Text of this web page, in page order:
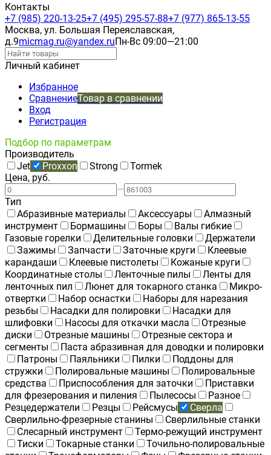
Контакты
+7 (985) 220-13-25+7 (495) 295-57-88+7 (977) 865-13-55
Москва, ул. Большая Переяславская,
д.9micmag.ru@yandex.ruПн-Вс 09:00—21:00
Личный кабинет
Избранное
СравнениеТовар в сравнении
Вход
Регистрация
Подбор по параметрам
Производитель
Jet
Proxxon Strong
Tormek
Цена, руб.
—
Тип
Абразивные материалы
Аксессуары
Алмазный
инструмент
Бормашины Боры
Валы гибкие
Газовые горелки
Делительные головки
Держатели
Зажимы
Запчасти Заточные круги
Клеевые
карандаши
Клеевые пистолеты
Кожаные круги
Координатные столы
Ленточные пилы
Ленты для
ленточных пил
Люнет для токарного станка
Микро-
отвертки
Набор оснастки
Наборы для нарезания
резьбы
Насадки для полировки
Насадки для
шлифовки
Насосы для откачки масла
Отрезные
диски
Отрезные машины
Отрезные сектора и
сегменты
Паста абразивная для доводки и полировки
Патроны
Паяльники Пилки
Поддоны для
стружки
Полировальные машины
Полировальные
средства
Приспособления для заточки
Приставки
для фрезерования и пиления
Пылесосы
Разное
Резцедержатели
Резцы Рейсмусы
Сверла
Сверлильно-фрезерные станины
Сверлильные станки
Слесарный инструмент
Термо-режущий инструмент
Тиски
Токарные станки
Точильно-полировальные